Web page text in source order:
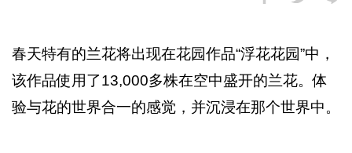
春天特有的兰花将出现在花园作品“浮花花园”中，
该作品使用了13,000多株在空中盛开的兰花。体
验与花的世界合一的感觉，并沉浸在那个世界中。